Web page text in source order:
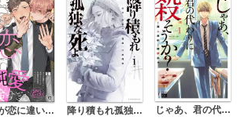
これが恋に違いない 降り積もれ孤独な死よ じゃあ、君の代わりに殺そうか？【電子単行本】